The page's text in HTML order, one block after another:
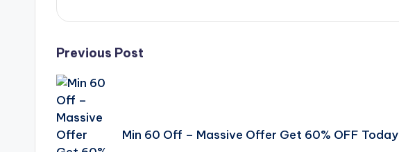
Post
navigation
Previous Post
Min 60 Off – Massive Offer Get 60% OFF Today